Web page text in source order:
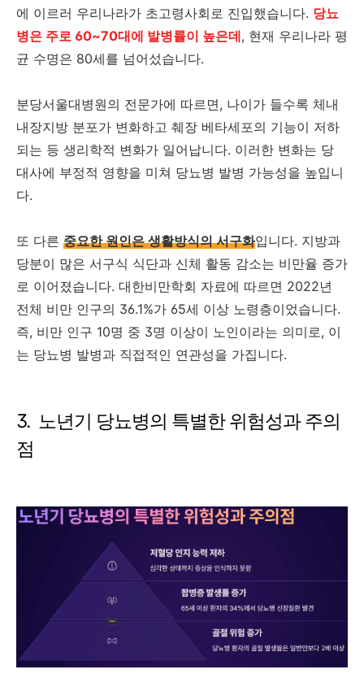
에 이르러 우리나라가 초고령사회로 진입했습니다. 당뇨
병은 주로 60~70대에 발병률이 높은데, 현재 우리나라 평
균 수명은 80세를 넘어섰습니다.
분당서울대병원의 전문가에 따르면, 나이가 들수록 체내
내장지방 분포가 변화하고 췌장 베타세포의 기능이 저하
되는 등 생리학적 변화가 일어납니다. 이러한 변화는 당
대사에 부정적 영향을 미쳐 당뇨병 발병 가능성을 높입니
다.
또 다른 중요한 원인은 생활방식의 서구화입니다. 지방과
당분이 많은 서구식 식단과 신체 활동 감소는 비만율 증가
로 이어졌습니다. 대한비만학회 자료에 따르면 2022년
전체 비만 인구의 36.1%가 65세 이상 노령층이었습니다.
즉, 비만 인구 10명 중 3명 이상이 노인이라는 의미로, 이
는 당뇨병 발병과 직접적인 연관성을 가집니다.
3. 노년기 당뇨병의 특별한 위험성과 주의
점